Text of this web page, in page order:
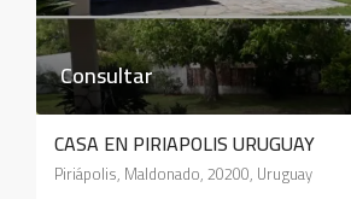
Consultar
CASA EN PIRIAPOLIS URUGUAY
Piriápolis, Maldonado, 20200, Uruguay